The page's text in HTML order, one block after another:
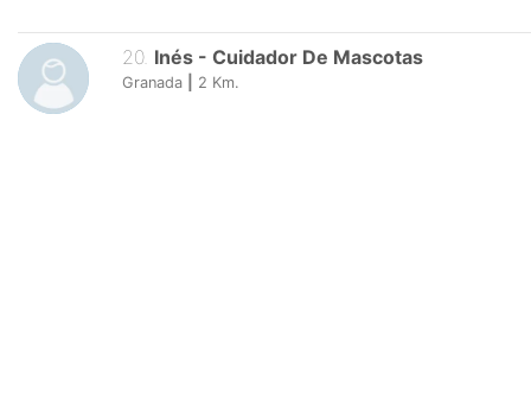
20. Inés - Cuidador De Mascotas
Granada 2 Km.